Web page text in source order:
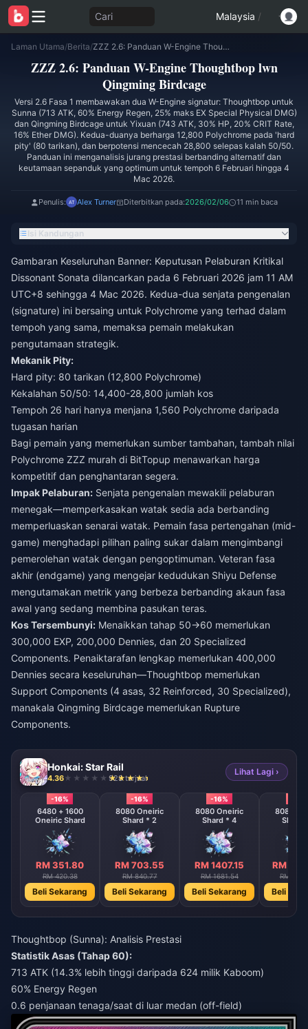
Cari Malaysia /
Laman Utama/Berita/ ZZZ 2.6: Panduan W-Engine Thoughtbop lwn Qingming Birdcage
ZZZ 2.6: Panduan W-Engine Thoughtbop lwn
Qingming Birdcage
Versi 2.6 Fasa 1 membawakan dua W-Engine signatur: Thoughtbop untuk
Sunna (713 ATK, 60% Energy Regen, 25% maks EX Special Physical DMG)
dan Qingming Birdcage untuk Yixuan (743 ATK, 30% HP, 20% CRIT Rate,
16% Ether DMG). Kedua-duanya berharga 12,800 Polychrome pada 'hard
pity' (80 tarikan), dan berpotensi mencecah 28,800 selepas kalah 50/50.
Panduan ini menganalisis jurang prestasi berbanding alternatif dan
keutamaan sepanduk yang optimum untuk tempoh 6 Februari hingga 4
Mac 2026.
Penulis: Alex Turner Diterbitkan pada:2026/02/06 11 min baca
Isi Kandungan
Gambaran Keseluruhan Banner: Keputusan Pelaburan Kritikal
Dissonant Sonata dilancarkan pada 6 Februari 2026 jam 11 AM
UTC+8 sehingga 4 Mac 2026. Kedua-dua senjata pengenalan
(signature) ini bersaing untuk Polychrome yang terhad dalam
tempoh yang sama, memaksa pemain melakukan
pengutamaan strategik.
Mekanik Pity:
Hard pity: 80 tarikan (12,800 Polychrome)
Kekalahan 50/50: 14,400-28,800 jumlah kos
Tempoh 26 hari hanya menjana 1,560 Polychrome daripada
tugasan harian
Bagi pemain yang memerlukan sumber tambahan, tambah nilai
Polychrome ZZZ murah di BitTopup menawarkan harga
kompetitif dan penghantaran segera.
Impak Pelaburan: Senjata pengenalan mewakili pelaburan
menegak—memperkasakan watak sedia ada berbanding
memperluaskan senarai watak. Pemain fasa pertengahan (mid-
game) menghadapi pilihan paling sukar dalam mengimbangi
pemerolehan watak dengan pengoptimuman. Veteran fasa
akhir (endgame) yang mengejar kedudukan Shiyu Defense
mengutamakan metrik yang berbeza berbanding akaun fasa
awal yang sedang membina pasukan teras.
Kos Tersembunyi: Menaikkan tahap 50→60 memerlukan
300,000 EXP, 200,000 Dennies, dan 20 Specialized
Components. Penaiktarafan lengkap memerlukan 400,000
Dennies secara keseluruhan—Thoughtbop memerlukan
Support Components (4 asas, 32 Reinforced, 30 Specialized),
manakala Qingming Birdcage memerlukan Rupture
Components.
Honkai: Star Rail
4.36 928 terjual
Lihat Lagi ›
-16%
6480 + 1600
Oneiric Shard
RM 351.80
RM 420.38
Beli Sekarang
-16%
8080 Oneiric
Shard * 2
RM 703.55
RM 840.77
Beli Sekarang
-16%
8080 Oneiric
Shard * 4
RM 1407.15
RM 1681.54
Beli Sekarang
8080
Shard
RM
RM
Beli
Thoughtbop (Sunna): Analisis Prestasi
Statistik Asas (Tahap 60):
713 ATK (14.3% lebih tinggi daripada 624 milik Kaboom)
60% Energy Regen
0.6 penjanaan tenaga/saat di luar medan (off-field)